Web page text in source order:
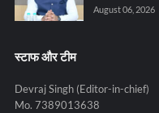
August 06, 2026
स्टाफ और टीम
Devraj Singh (Editor-in-chief)
Mo. 7389013638